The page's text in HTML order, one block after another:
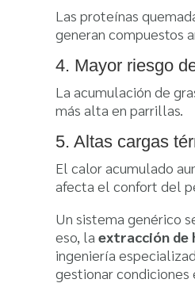
Las proteínas
generan compuestos
4. Mayor riesgo
La acumulación de
más alta en parrillas.
5. Altas cargas
El calor acumulado
afecta el confort del
Un sistema genérico
eso, la extracción de
ingeniería
gestionar condiciones